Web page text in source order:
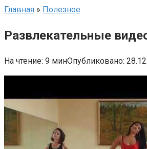
Главная » Полезное
Развлекательные
На чтение: 9 минОпубликовано: